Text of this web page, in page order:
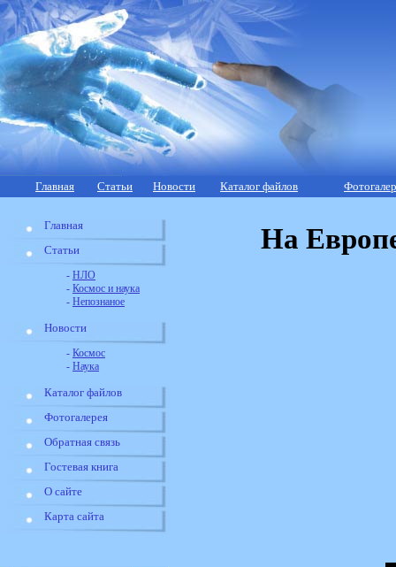
Главная Статьи Новости Каталог файлов
Главная
Статьи
- НЛО
- Космос и наука
- Непознаное
Новости
- Космос
- Наука
Каталог файлов
Фотогалерея
Обратная связь
Гостевая книга
О сайте
Карта сайта
На